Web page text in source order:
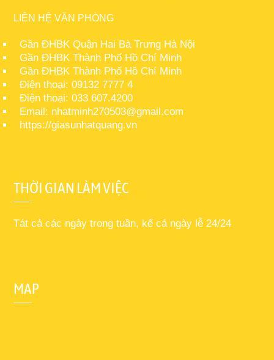
LIÊN HỆ VĂN PHÒNG
Gần ĐHBK Quận Hai Bà Trưng Hà Nội
Gần ĐHBK Thành Phố Hồ Chí Minh
Gần ĐHBK Thành Phố Hồ Chí Minh
Điện thoại: 09132 7777 4
Điện thoại: 033 607.4200
Email: nhatminh270503@gmail.com
https://giasunhatquang.vn
THỜI GIAN LÀM VIỆC
Tát cả các ngày trong tuần, kể cả ngày lễ 24/24
MAP